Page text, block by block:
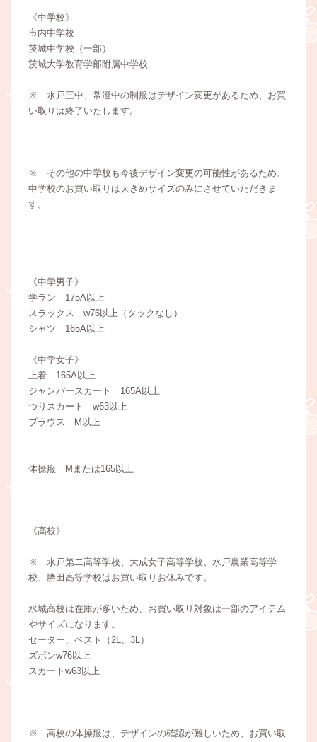
《中学校》
市内中学校
茨城中学校（一部）
茨城大学教育学部附属中学校
※ 水戸三中、常澄中の制服はデザイン変更があるため、お買
い取りは終了いたします。
※ その他の中学校も今後デザイン変更の可能性があるため、
中学校のお買い取りは大きめサイズのみにさせていただきま
す。
《中学男子》
学ラン 175A以上
スラックス w76以上（タックなし）
シャツ 165A以上
《中学女子》
上着 165A以上
ジャンパースカート 165A以上
つりスカート w63以上
ブラウス M以上
体操服 Mまたは165以上
《高校》
※ 水戸第二高等学校、大成女子高等学校、水戸農業高等学
校、勝田高等学校はお買い取りお休みです。
水城高校は在庫が多いため、お買い取り対象は一部のアイテム
やサイズになります。
セーター、ベスト（2L、3L）
ズボンw76以上
スカートw63以上
※ 高校の体操服は、デザインの確認が難しいため、お買い取